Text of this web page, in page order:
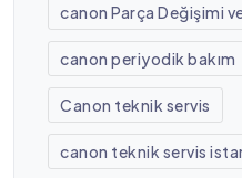
canon Parça Değişimi
canon periyodik bakım
Canon teknik servis
canon teknik servis